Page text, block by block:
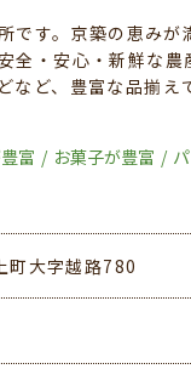
す。京築の恵みが
全・安心・新鮮な
など、豊富な品揃え
富 お菓子が豊富
町大字越路780